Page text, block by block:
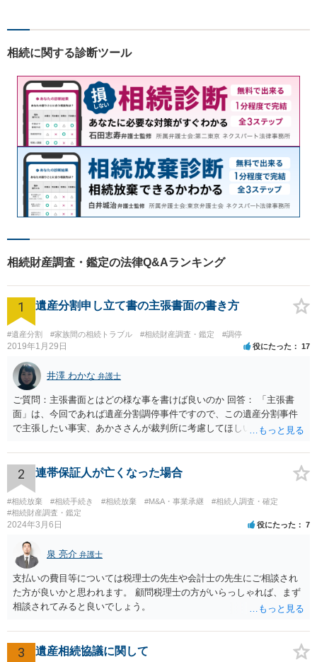
い。
相続に関する診断ツール
相続財産調査・鑑定の法律Q&Aランキング
1 遺産分割申し立て書の主張書面の書き方
#遺産分割 #家族間の相続トラブル #相続財産調査・鑑定 #調停
2019年1月29日 役にたった 17
井澤 わかな 弁護士
ご質問：主張書面とはどの様な事を書けば良いのか 回答： 「主張書
面」は、今回であれば遺産分割調停事件ですので、この遺産分割事件
で主張したい事実、あかささんが裁判所に考慮してほしいと思う、亡
ります。 もし、主張したい事実や考慮してほしい事情に関連して
資料を持っているようであれば、主張書面とは別で提出できます。も
し、お姉さんに見られたくないような資料がある場合、「非開示の希
望に関する申出書」と共に提出することも考えられます。 ご質問：書
いた方が良い事と書かない方が良い事 回答： お姉さんが申立書の「申
立ての趣旨」のところに書いている遺産の分け方に対して意見があれ
ば、まずそれを書くとよいです。 次に「申立ての理由」のところに、
なぜ調停を申し立てたのか(例えば、あかささんと話合いが出来ない／
決裂した、など)や亡くなった方・あかささん・お姉さん間の事情やい
きさつなどが書かれていると思うので、あかささんから見てそれは違
うと感じるところは、どのように違うのか、など書くとよいです。 そ
の他、お姉さんの申立書には書かれていないけど、どのように遺産を
った等)、それも書くとよいです。 書かない方が良いと思うことは、遺
2 連帯保証人が亡くなった場合
#相続放棄 #相続手続き #相続放棄 #M&A・事業承継
#相続人調査・確定
#相続財産調査・鑑定
2024年3月6日 役にたった 7
泉 亮介 弁護士
支払いの費目等については税理士の先生や会計士の先生にご相談され
た方が良いかと思われます。 顧問税理士の方がいらっしゃれば、まず
相談されてみると良いでしょう。
3 遺産相続協議に関して